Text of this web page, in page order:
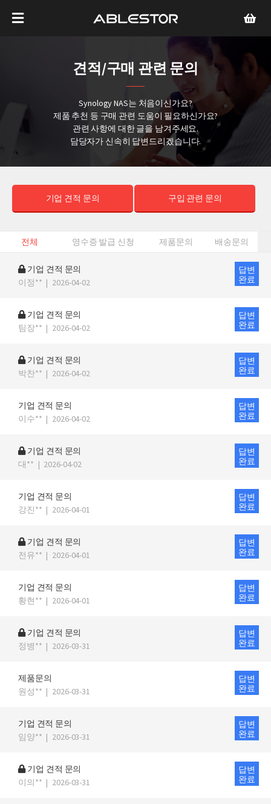
견적/구매 관련 문의
Synology NAS는 처음이신가요?
제품 추천 등 구매 관련 도움이 필요하신가요?
관련 사항에 대한 글을 남겨주세요.
담당자가 신속히 답변드리겠습니다.
기업 견적 문의 구입 관련 문의
전체 영수증 발급 신청 제품문의 배송문의
기업 견적 문의
이정** | 2026-04-02
답변
완료
기업 견적 문의
팀장** | 2026-04-02
답변
완료
기업 견적 문의
박찬** | 2026-04-02
답변
완료
기업 견적 문의
이수** | 2026-04-02
답변
완료
기업 견적 문의
대** | 2026-04-02
답변
완료
기업 견적 문의
강진** | 2026-04-01
답변
완료
기업 견적 문의
전유** | 2026-04-01
답변
완료
기업 견적 문의
황현** | 2026-04-01
답변
완료
기업 견적 문의
정병** | 2026-03-31
답변
완료
제품문의
원성** | 2026-03-31
답변
완료
기업 견적 문의
임양** | 2026-03-31
답변
완료
기업 견적 문의
이의** | 2026-03-31
답변
완료